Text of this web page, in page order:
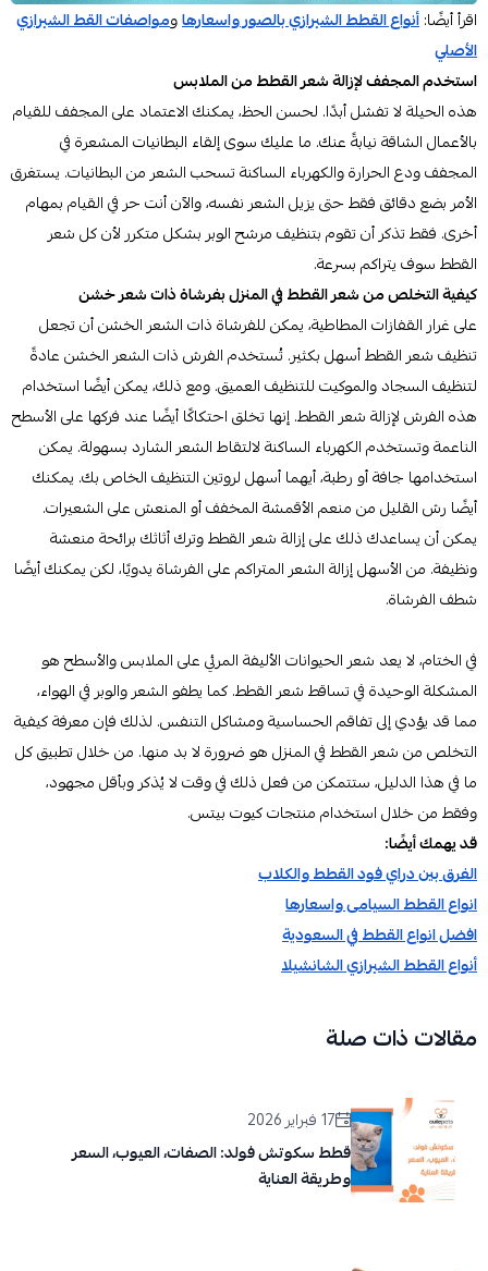
اقرأ أيضًا:أنواع القطط الشيرازي بالصور واسعارهاومواصفات القط الشيرازي
الأصلي
استخدم المجفف لإزالة شعر القطط من الملابس
هذه الحيلة لا تفشل أبدًا. لحسن الحظ، يمكنك الاعتماد على المجفف للقيام
بالأعمال الشاقة نيابةً عنك. ما عليك سوى إلقاء البطانيات المشعرة في
المجفف ودع الحرارة والكهرباء الساكنة تسحب الشعر من البطانيات. يستغرق
الأمر بضع دقائق فقط حتى يزيل الشعر نفسه، والآن أنت حر في القيام بمهام
أخرى. فقط تذكر أن تقوم بتنظيف مرشح الوبر بشكل متكرر لأن كل شعر
القطط سوف يتراكم بسرعة.
كيفية التخلص من شعر القطط في المنزل بفرشاة ذات شعر خشن
على غرار القفازات المطاطية، يمكن للفرشاة ذات الشعر الخشن أن تجعل
تنظيف شعر القطط أسهل بكثير. تُستخدم الفرش ذات الشعر الخشن عادةً
لتنظيف السجاد والموكيت للتنظيف العميق. ومع ذلك، يمكن أيضًا استخدام
هذه الفرش لإزالة شعر القطط. إنها تخلق احتكاكًا أيضًا عند فركها على الأسطح
الناعمة وتستخدم الكهرباء الساكنة لالتقاط الشعر الشارد بسهولة. يمكن
استخدامها جافة أو رطبة، أيهما أسهل لروتين التنظيف الخاص بك. يمكنك
أيضًا رش القليل من منعم الأقمشة المخفف أو المنعش على الشعيرات.
يمكن أن يساعدك ذلك على إزالة شعر القطط وترك أثاثك برائحة منعشة
ونظيفة. من الأسهل إزالة الشعر المتراكم على الفرشاة يدويًا، لكن يمكنك أيضًا
شطف الفرشاة.
في الختام، لا يعد شعر الحيوانات الأليفة المرئي على الملابس والأسطح هو
المشكلة الوحيدة في تساقط شعر القطط. كما يطفو الشعر والوبر في الهواء،
مما قد يؤدي إلى تفاقم الحساسية ومشاكل التنفس. لذلك فإن معرفة كيفية
التخلص من شعر القطط في المنزل هو ضرورة لا بد منها. من خلال تطبيق كل
ما في هذا الدليل، ستتمكن من فعل ذلك في وقت لا يُذكر وبأقل مجهود،
وفقط من خلال استخدام منتجات كيوت بيتس.
قد يهمك أيضًا:
الفرق بين دراي فود القطط والكلاب
انواع القطط السيامى واسعارها
افضل انواع القطط في السعودية
أنواع القطط الشيرازي الشانشيلا
مقالات ذات صلة
17 فبراير 2026
قطط سكوتش فولد: الصفات، العيوب، السعر
وطريقة العناية